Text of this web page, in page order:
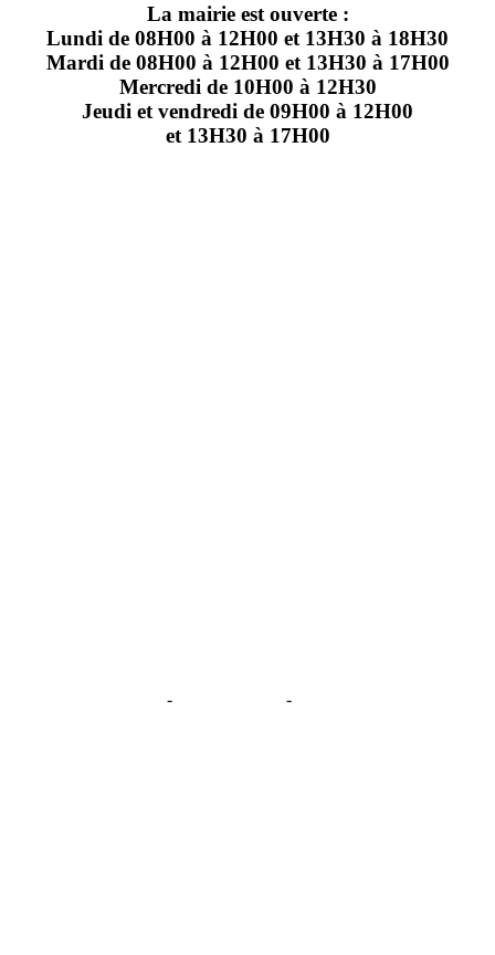
La mairie est ouverte :
Lundi de 08H00 à 12H00 et 13H30 à 18H30
Mardi de 08H00 à 12H00 et 13H30 à 17H00
Mercredi de 10H00 à 12H30
Jeudi et vendredi de 09H00 à 12H00
et 13H30 à 17H00
- -